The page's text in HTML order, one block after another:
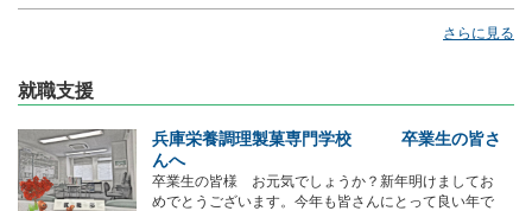
さらに見る
就職支援
兵庫栄養調理製菓専門学校 卒業生の皆さ
んへ
卒業生の皆様 お元気でしょうか？新年明けましてお
めでとうございます。今年も皆さんにとって良い年で